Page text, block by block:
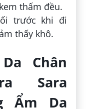
thấm đều.
trước khi đi
thấy khô.
Chân
Sara
Ẩm Da